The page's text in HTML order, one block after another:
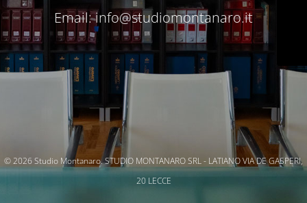
Email:info@studiomontanaro.it
© 2026 Studio Montanaro. STUDIO MONTANARO SRL - LATIANO VIA DE GASPERI,
20 LECCE